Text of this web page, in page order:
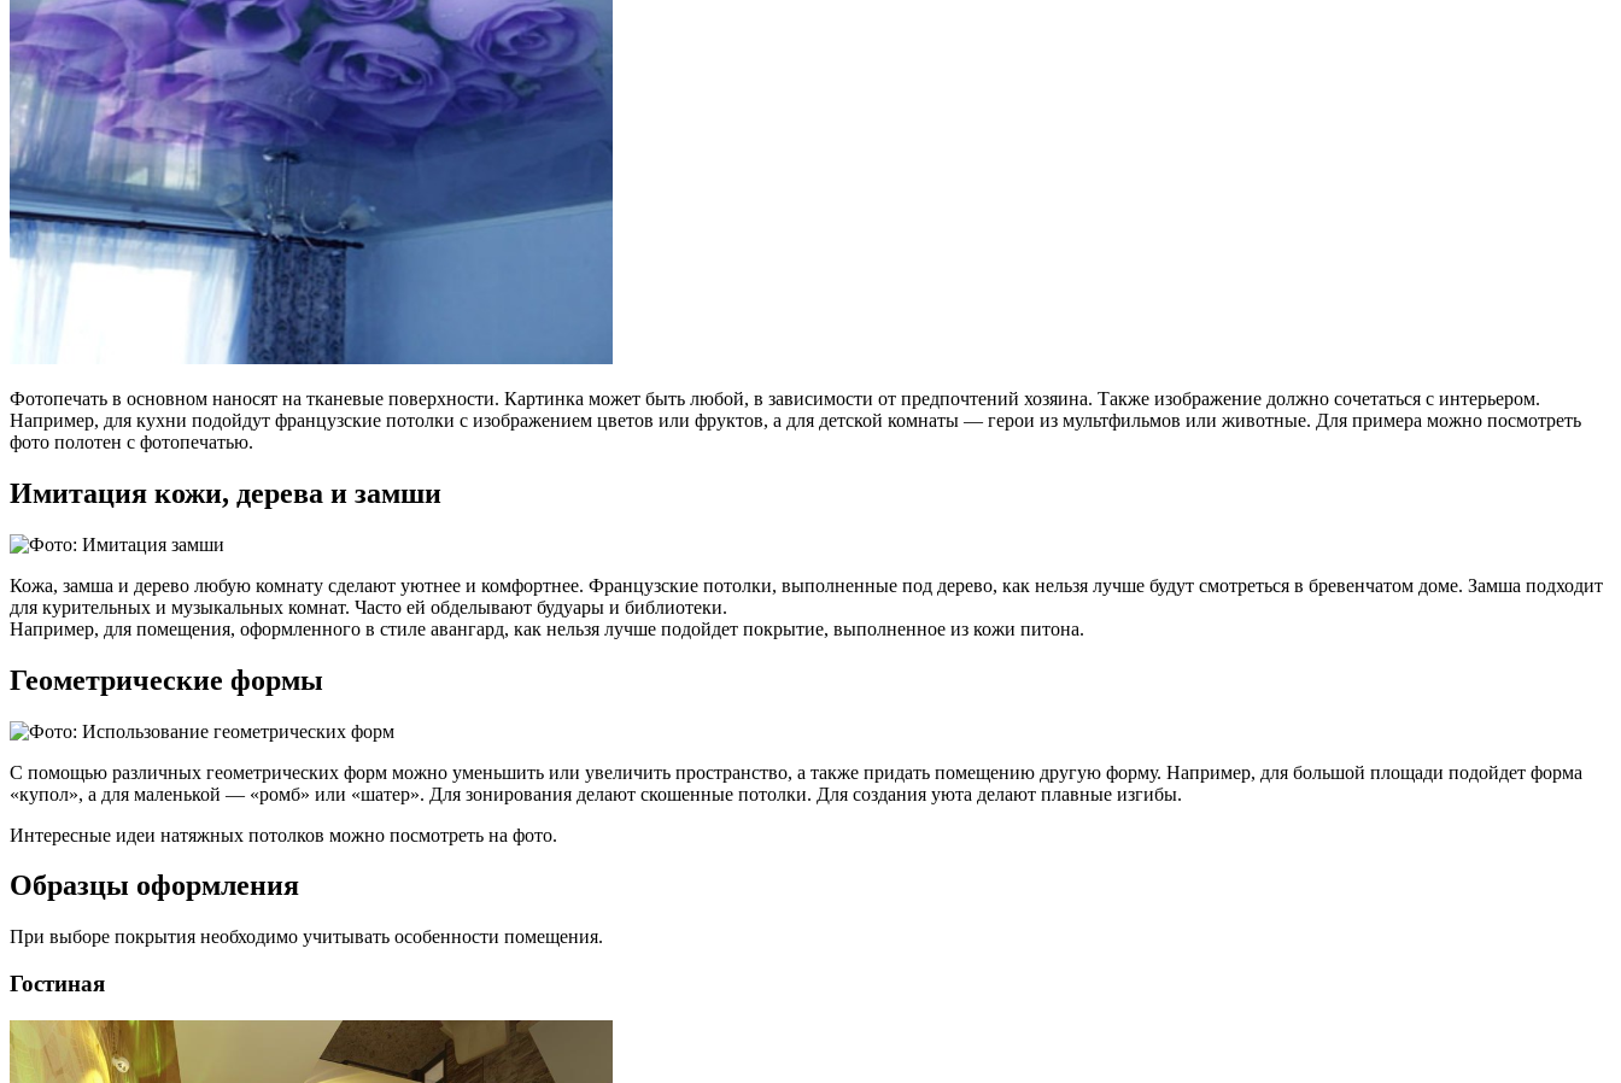
Фотопечать в основном наносят на тканевые поверхности. Картинка может быть любой, в зависимости от предпочтений хозяина. Также изображение должно сочетаться с интерьером.
Например, для кухни подойдут французские потолки с изображением цветов или фруктов, а для детской комнаты — герои из мультфильмов или животные. Для примера можно посмотреть
фото полотен с фотопечатью.
Имитация кожи, дерева и замши
Кожа, замша и дерево любую комнату сделают уютнее и комфортнее. Французские потолки, выполненные под дерево, как нельзя лучше будут смотреться в бревенчатом доме. Замша подходит
для курительных и музыкальных комнат. Часто ей обделывают будуары и библиотеки.
Например, для помещения, оформленного в стиле авангард, как нельзя лучше подойдет покрытие, выполненное из кожи питона.
Геометрические формы
С помощью различных геометрических форм можно уменьшить или увеличить пространство, а также придать помещению другую форму. Например, для большой площади подойдет форма
«купол», а для маленькой — «ромб» или «шатер». Для зонирования делают скошенные потолки. Для создания уюта делают плавные изгибы.
Интересные идеи натяжных потолков можно посмотреть на фото.
Образцы оформления
При выборе покрытия необходимо учитывать особенности помещения.
Гостиная